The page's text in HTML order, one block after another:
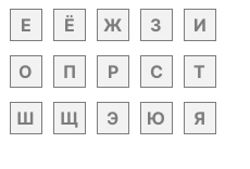
Е Ё Ж З И
О П Р С Т
Ш Щ Э Ю Я